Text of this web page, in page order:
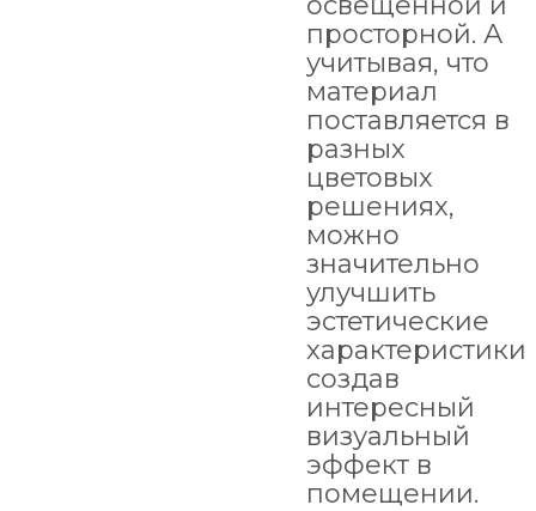
просторной. А
учитывая, что
материал
поставляется в
разных
цветовых
решениях,
можно
значительно
улучшить
эстетические
характеристики,
создав
интересный
визуальный
эффект в
помещении.